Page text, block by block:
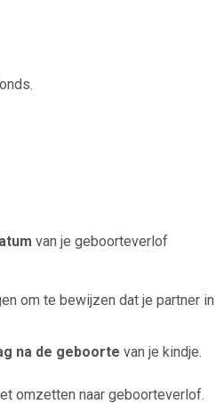
van je geboorteverlof
om te bewijzen dat je partner in
na de geboorte van je kindje.
omzetten naar geboorteverlof.